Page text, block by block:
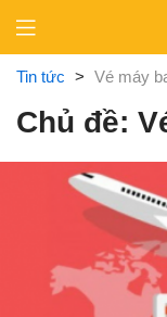
content
Tin tức > Vé máy
Chủ đề: